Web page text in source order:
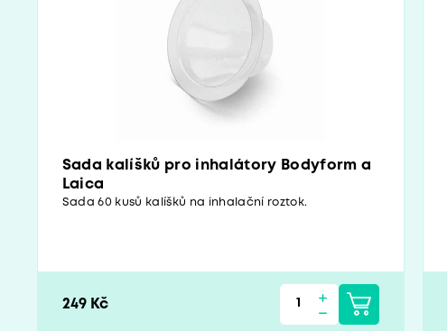
Sada kalíšků pro inhalátory Bodyform a
Laica
Sada 60 kusů kalíšků na inhalační roztok.
249 Kč